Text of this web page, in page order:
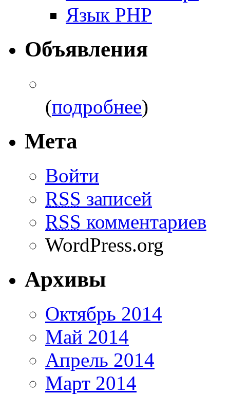
Язык PHP
Объявления
(подробнее)
Мета
Войти
RSS записей
RSS комментариев
WordPress.org
Архивы
Октябрь 2014
Май 2014
Апрель 2014
Март 2014